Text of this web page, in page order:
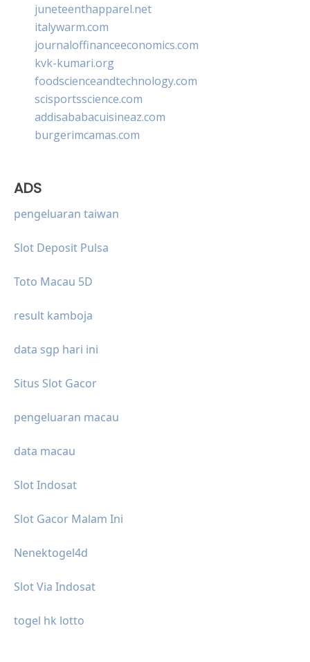
juneteenthapparel.net
italywarm.com
journaloffinanceeconomics.com
kvk-kumari.org
foodscienceandtechnology.com
scisportsscience.com
addisababacuisineaz.com
burgerimcamas.com
ADS
pengeluaran taiwan
Slot Deposit Pulsa
Toto Macau 5D
result kamboja
data sgp hari ini
Situs Slot Gacor
pengeluaran macau
data macau
Slot Indosat
Slot Gacor Malam Ini
Nenektogel4d
Slot Via Indosat
togel hk lotto